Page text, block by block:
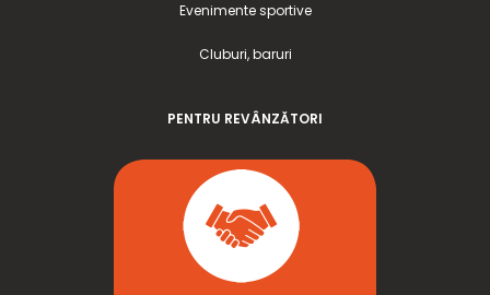
Evenimente sportive
Cluburi, baruri
PENTRU REVÂNZĂTORI